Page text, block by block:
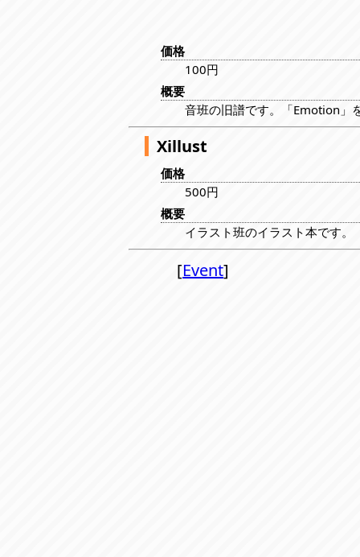
価格
100円
概要
音班の旧譜です。「Emotion」
Xillust
価格
500円
概要
イラスト班のイラスト本です。
[Event]